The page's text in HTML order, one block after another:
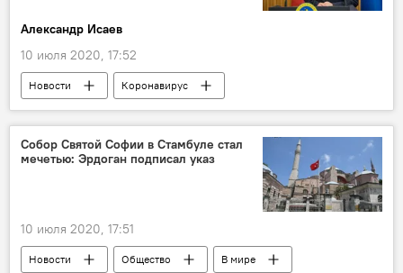
Александр Исаев
10 июля 2020, 17:52
Новости Коронавирус
Собор Святой Софии в Стамбуле стал
мечетью: Эрдоган подписал указ
10 июля 2020, 17:51
Новости Общество В мире